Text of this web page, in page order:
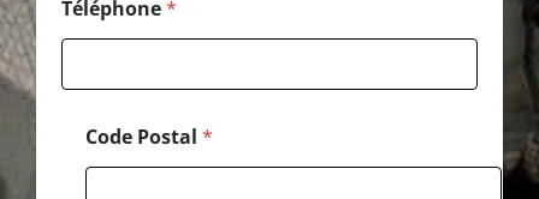
Téléphone*
Code Postal *